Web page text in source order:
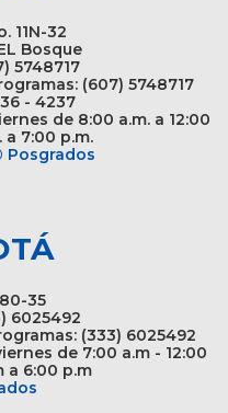
11N-32
Bosque
5748717
(607) 5748717
- 4237
de 8:00 a.m. a 12:00
a 7:00 p.m.
Posgrados
80-35
6025492
(333) 6025492
de 7:00 a.m - 12:00
a 6:00 p.m